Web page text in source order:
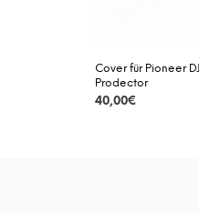
Cover für Pioneer
Prodector
40,00€